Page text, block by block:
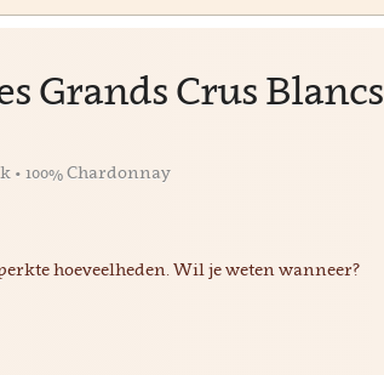
Grands Crus Blancs
100% Chardonnay
hoeveelheden. Wil je weten wanneer?